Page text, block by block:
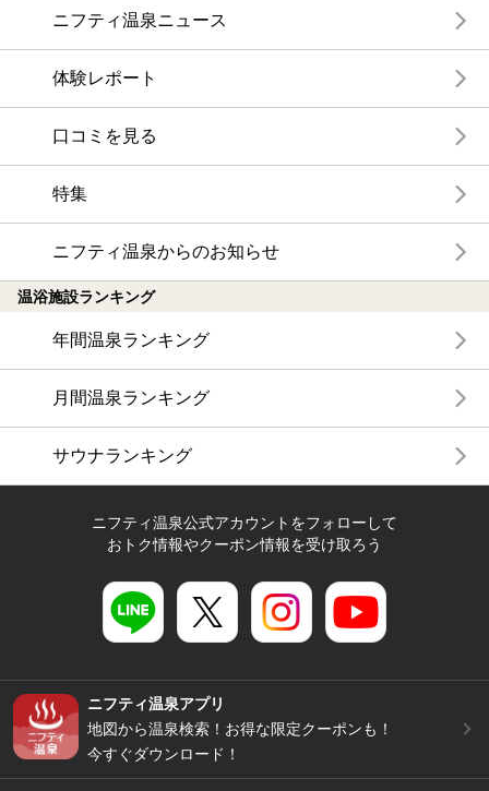
ニフティ温泉ニュース
体験レポート
口コミを見る
特集
ニフティ温泉からのお知らせ
温浴施設ランキング
年間温泉ランキング
月間温泉ランキング
サウナランキング
ニフティ温泉公式アカウントをフォローして
おトク情報やクーポン情報を受け取ろう
ニフティ温泉アプリ
地図から温泉検索！お得な限定クーポンも！
今すぐダウンロード！